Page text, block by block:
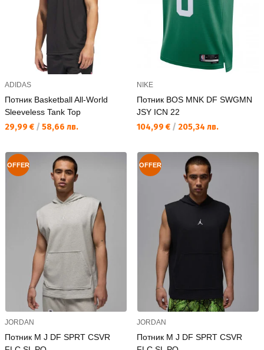
ADIDAS
Потник Basketball All-World
Sleeveless Tank Top
Текуща цена:
29,99 € / 58,66 лв.
NIKE
Потник BOS MNK DF SWGMN
JSY ICN 22
Текуща цена:
104,99 € / 205,34 лв.
OFFER
JORDAN
Потник M J DF SPRT CSVR
OFFER
JORDAN
Потник M J DF SPRT CSVR